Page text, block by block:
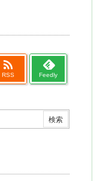

RSS Feedly